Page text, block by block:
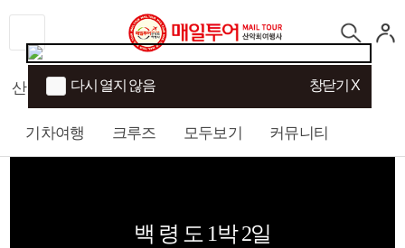
산행 섬/트래킹
기차여행 크루즈 모두보기 커뮤니티
백 령 도 1박 2일
다시 열지 않음 창닫기 X